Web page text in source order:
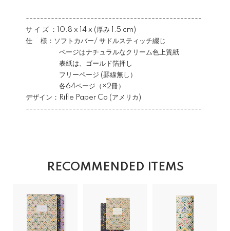
-------------------------------------------------
サ イ ズ ：10.8 x 14 x (厚み 1.5 cm)
仕 様：ソフトカバー/ サドルスティッチ綴じ
ページはナチュラルなクリーム色上質紙
表紙は、ゴールド箔押し
フリーページ (罫線無し）
各64ページ（×2冊）
デザイン：Rifle Paper Co (アメリカ)
-------------------------------------------------
RECOMMENDED ITEMS